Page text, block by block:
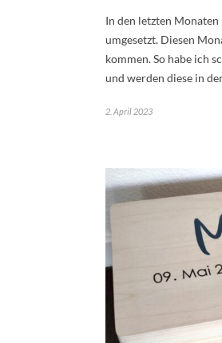
In den letzten Monaten
umgesetzt. Diesen
kommen. So habe ich
und werden diese in
2. April 2023